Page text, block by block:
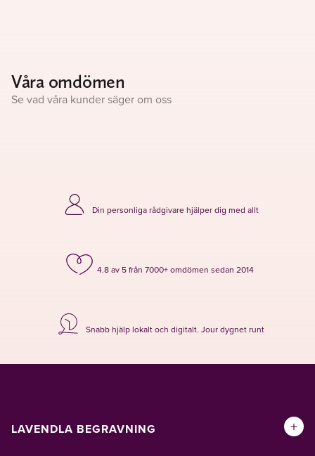
Våra omdömen
Se vad våra kunder säger om oss
Din personliga rådgivare hjälper dig med allt
4.8 av 5 från 7000+ omdömen sedan 2014
Snabb hjälp lokalt och digitalt. Jour dygnet runt
LAVENDLA BEGRAVNING +